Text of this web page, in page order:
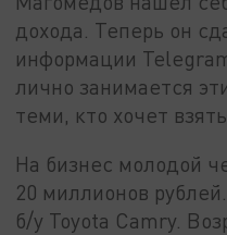
дохода. Теперь он
информации
лично занимается
теми, кто хочет
На бизнес молодой
20 миллионов
б/у Toyota Camry.